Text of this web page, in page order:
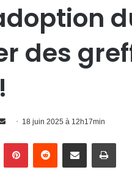
des
Envoyer
courriel
18 juin 2025 à 12h17min
PinterestReddit Partager par email